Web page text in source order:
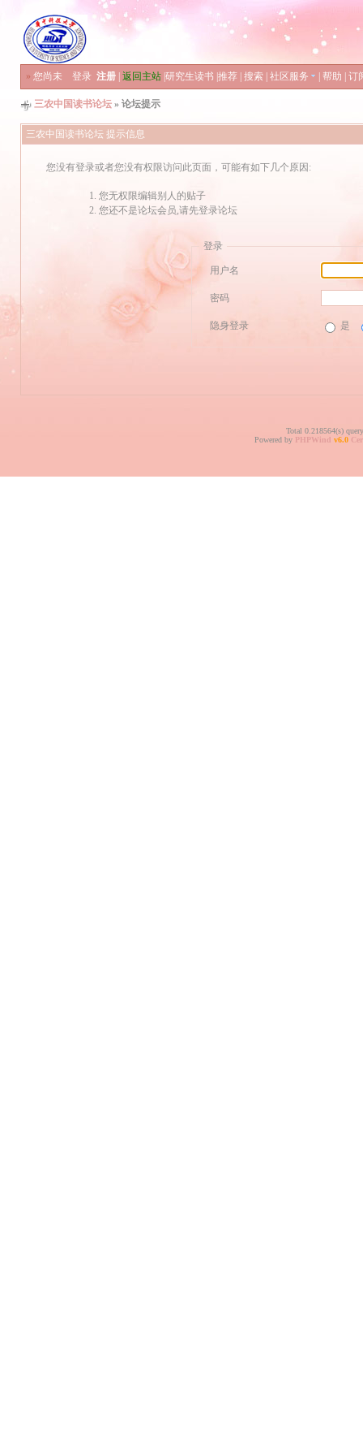
» 您尚未 登录 注册 返回主站 研究生读书 推荐 搜索 社区服务 帮助 订
三农中国读书论坛 » 论坛提示
三农中国读书论坛 提示信息
您没有登录或者您没有权限访问此页面，可能有如下几个原因:
您无权限编辑别人的贴子
您还不是论坛会员,请先登录论坛
登录
用户名
密码
隐身登录 是
Total 0.218564(s)
Powered by PHPWind v6.0